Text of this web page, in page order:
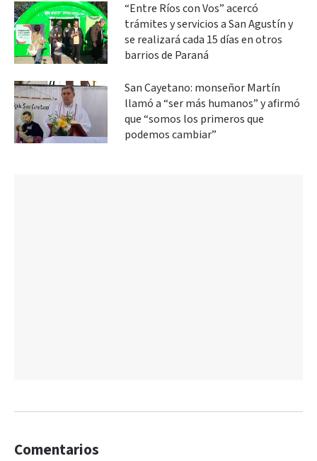
“Entre Ríos con Vos” acercó
trámites y servicios a San Agustín y
se realizará cada 15 días en otros
barrios de Paraná
San Cayetano: monseñor Martín
llamó a “ser más humanos” y afirmó
que “somos los primeros que
podemos cambiar”
Comentarios